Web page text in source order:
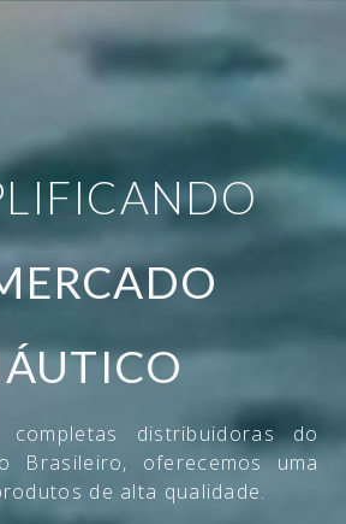
distribuidoras do
Brasileiro, oferecemos uma
de alta qualidade.